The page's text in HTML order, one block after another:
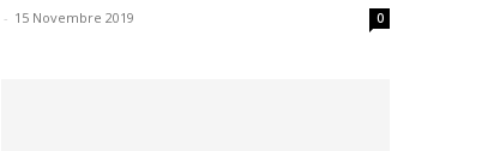
- 15 Novembre 2019 0